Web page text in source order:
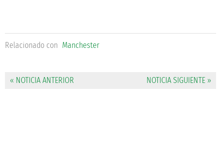
Relacionado con Manchester
« NOTICIA ANTERIOR NOTICIA SIGUIENTE »